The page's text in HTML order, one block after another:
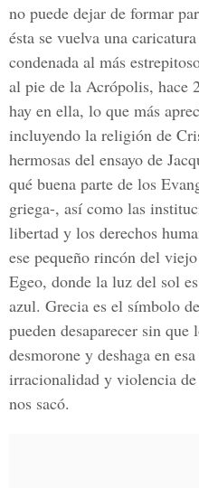
no puede dejar de formar
ésta se vuelva una
condenada al más
al pie de la Acrópolis, hace
hay en ella, lo que más
incluyendo la religión de
hermosas del ensayo de
qué buena parte de los
griega-, así como las
libertad y los derechos
ese pequeño rincón del
Egeo, donde la luz del sol
azul. Grecia es el símbolo
pueden desaparecer sin que
desmorone y deshaga en
irracionalidad y violencia
nos sacó.